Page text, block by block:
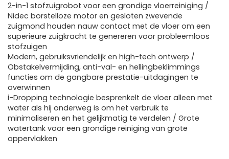
2-in-1 stofzuigrobot voor een grondige vloerreiniging /
Nidec borstelloze motor en gesloten zwevende
zuigmond houden nauw contact met de vloer om een
superieure zuigkracht te genereren voor probleemloos
stofzuigen
Modern, gebruiksvriendelijk en high-tech ontwerp /
Obstakelvermijding, anti-val- en hellingbeklimmings
functies om de gangbare prestatie-uitdagingen te
overwinnen
i-Dropping technologie besprenkelt de vloer alleen met
water als hij onderweg is om het verbruik te
minimaliseren en het gelijkmatig te verdelen / Grote
watertank voor een grondige reiniging van grote
oppervlakken